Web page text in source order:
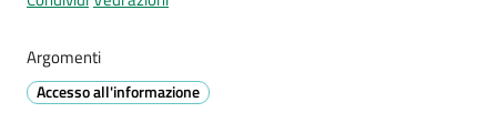
r
e
n
Argomenti
Accesso all'informazione